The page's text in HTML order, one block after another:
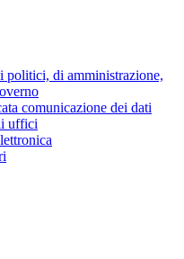
politici, di amministrazione,
comunicazione dei dati
uffici